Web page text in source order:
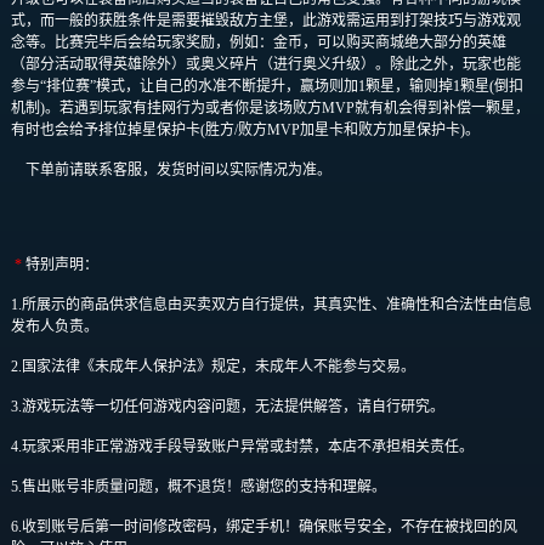
式，而一般的获胜条件是需要摧毁敌方主堡，此游戏需运用到打架技巧与游戏观
念等。比赛完毕后会给玩家奖励，例如：金币，可以购买商城绝大部分的英雄
（部分活动取得英雄除外）或奥义碎片（进行奥义升级）。除此之外，玩家也能
参与“排位赛”模式，让自己的水准不断提升，赢场则加1颗星，输则掉1颗星(倒扣
机制)。若遇到玩家有挂网行为或者你是该场败方MVP就有机会得到补偿一颗星，
有时也会给予排位掉星保护卡(胜方/败方MVP加星卡和败方加星保护卡)。
下单前请联系客服，发货时间以实际情况为准。
*特别声明：
1.所展示的商品供求信息由买卖双方自行提供，其真实性、准确性和合法性由信息
发布人负责。
2.国家法律《未成年人保护法》规定，未成年人不能参与交易。
3.游戏玩法等一切任何游戏内容问题，无法提供解答，请自行研究。
4.玩家采用非正常游戏手段导致账户异常或封禁，本店不承担相关责任。
5.售出账号非质量问题，概不退货！感谢您的支持和理解。
6.收到账号后第一时间修改密码，绑定手机！确保账号安全，不存在被找回的风